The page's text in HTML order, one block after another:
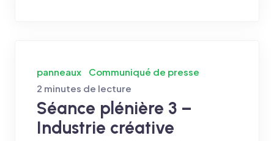
panneaux
Communiqué de presse
2 minutes de lecture
Séance plénière 3 –
Industrie créative